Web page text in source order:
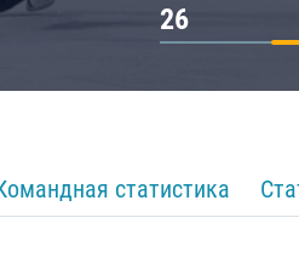
26
статистика